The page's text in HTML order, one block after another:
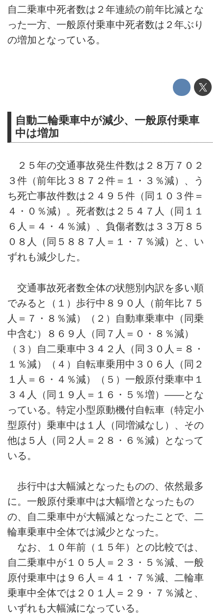
自二乗車中死者数は２年連続の前年比減とな
った一方、一般原付乗車中死者数は２年ぶり
の増加となっている。
自動二輪乗車中が減少、一般原付乗車
中は増加
２５年の交通事故発生件数は２８万７０２
３件（前年比３８７２件＝１・３％減）、う
ち死亡事故件数は２４９５件（同１０３件＝
４・０％減）。死者数は２５４７人（同１１
６人＝４・４％減）、負傷者数は３３万８５
０８人（同５８８７人＝１・７％減）と、い
ずれも減少した。
交通事故死者数全体の状態別内訳を多い順
でみると（１）歩行中８９０人（前年比７５
人＝７・８％減）（２）自動車乗車中（同乗
中含む）８６９人（同７人＝０・８％減）
（３）自二乗車中３４２人（同３０人＝８・
１％減）（４）自転車乗用中３０６人（同２
１人＝６・４％減）（５）一般原付乗車中１
３４人（同１９人＝１６・５％増）――とな
っている。特定小型原動機付自転車（特定小
型原付）乗車中は１人（同増減なし）、その
他は５人（同２人＝２８・６％減）となって
いる。
歩行中は大幅減となったものの、依然最多
に。一般原付乗車中は大幅増となったもの
の、自二乗車中が大幅減となったことで、二
輪車乗車中全体では減少となった。
なお、１０年前（１５年）との比較では、
自二乗車中が１０５人＝２３・５％減、一般
原付乗車中は９６人＝４１・７％減、二輪車
乗車中全体では２０１人＝２９・７％減と、
いずれも大幅減になっている。